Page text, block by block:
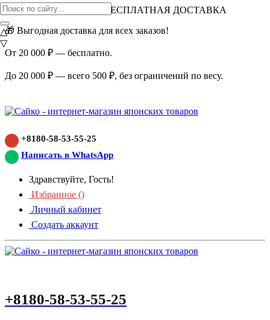
ВНИМАНИЕ АКЦИЯ!
БЕСПЛАТНАЯ ДОСТАВКА
🎁 Выгодная доставка для всех заказов!
От 20 000 ₽ — бесплатно.
До 20 000 ₽ — всего 500 ₽, без ограничений по весу.
+8180-58-53-55-25
Написать в WhatsApp
Здравствуйте, Гость!
Избранное ()
Личный кабинет
Создать аккаунт
+8180-58-53-55-25
△
▽